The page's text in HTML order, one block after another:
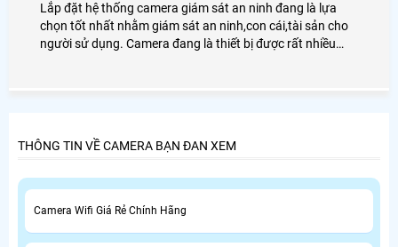
Lắp đặt hệ thống camera giám sát an ninh đang là lựa
chọn tốt nhất nhằm giám sát an ninh,con cái,tài sản cho
người sử dụng. Camera đang là thiết bị được rất nhiều
THÔNG TIN VỀ CAMERA BẠN ĐAN XEM
Camera Wifi Giá Rẻ Chính Hãng